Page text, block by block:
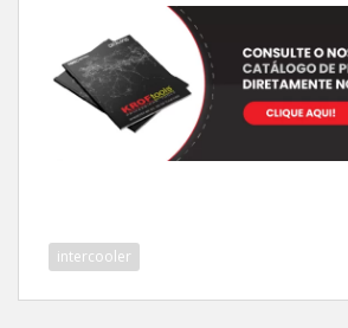
intercooler